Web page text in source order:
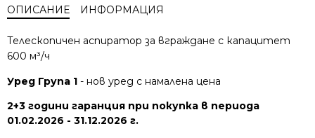
ОПИСАНИЕ ИНФОРМАЦИЯ
Телескопичен аспиратор за вграждане с капацитет
600 м³/ч
Уред Група 1 - нов уред с намалена цена
2+3 години гаранция при покупка в периода
01.02.2026 - 31.12.2026 г.